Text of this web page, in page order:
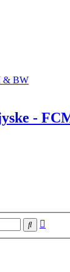
& BW
-
Søg